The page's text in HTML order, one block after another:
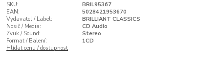
SKU:
BRIL95367
EAN:
5028421953670
Vydavatel / Label:
BRILLIANT CLASSICS
Nosič / Media:
CD Audio
Zvuk / Sound:
Stereo
Format / Balení:
1CD
Hlídat cenu / dostupnost